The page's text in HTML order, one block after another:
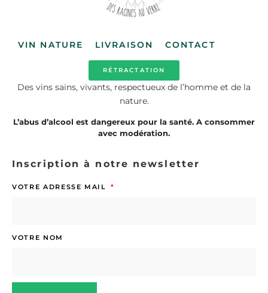
VIN NATURE LIVRAISON CONTACT
RÉTRACTATION
Des vins sains, vivants, respectueux de l’homme et de la
nature.
L’abus d’alcool est dangereux pour la santé. A consommer
avec modération.
Inscription à notre newsletter
VOTRE ADRESSE MAIL
VOTRE NOM